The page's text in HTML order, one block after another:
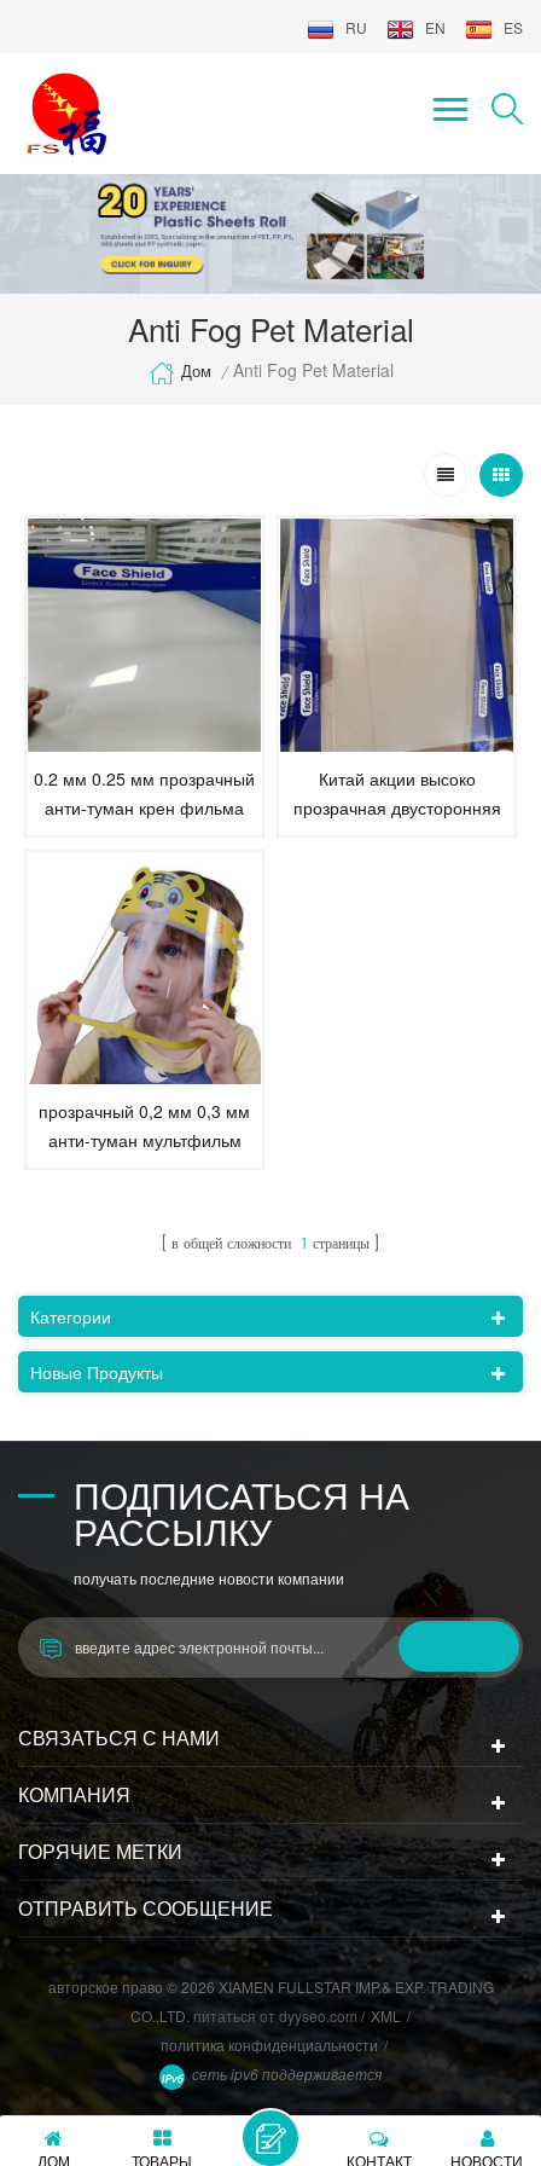
RU EN ES
Anti Fog Pet Material
Дом / Anti Fog Pet Material
0.2 мм 0.25 мм прозрачный
анти-туман крен фильма
Китай акции высоко
прозрачная двусторонняя
прозрачный 0,2 мм 0,3 мм
анти-туман мультфильм
в общей сложности 1 страницы
Категории
Новые Продукты
ПОДПИСАТЬСЯ НА
РАССЫЛКУ
получать последние новости компании
СВЯЗАТЬСЯ С НАМИ
КОМПАНИЯ
ГОРЯЧИЕ МЕТКИ
ОТПРАВИТЬ СООБЩЕНИЕ
авторское право © 2026 XIAMEN FULLSTAR IMP.& EXP. TRADING
CO.,LTD. питаться от dyyseo.com / XML /
политика конфиденциальности /
сеть ipv6 поддерживается
ДОМ ТОВАРЫ НОВОСТИ
КОНТАКТ